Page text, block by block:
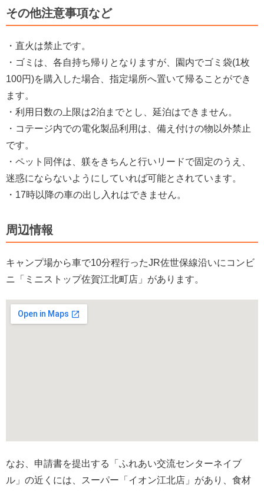
その他注意事項など
・直火は禁止です。
・ゴミは、各自持ち帰りとなりますが、園内でゴミ袋(1枚
100円)を購入した場合、指定場所へ置いて帰ることができ
ます。
・利用日数の上限は2泊までとし、延泊はできません。
・コテージ内での電化製品利用は、備え付けの物以外禁止
です。
・ペット同伴は、躾をきちんと行いリードで固定のうえ、
迷惑にならないようにしていれば可能とされています。
・17時以降の車の出し入れはできません。
周辺情報
キャンプ場から車で10分程行ったJR佐世保線沿いにコンビ
ニ「ミニストップ佐賀江北町店」があります。
なお、申請書を提出する「ふれあい交流センターネイブ
ル」の近くには、スーパー「イオン江北店」があり、食材